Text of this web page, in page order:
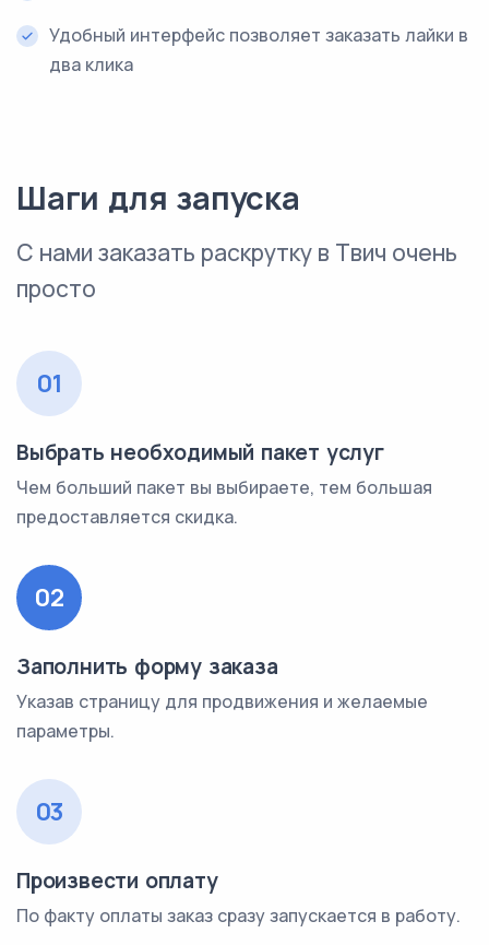
Удобный интерфейс позволяет заказать лайки в
два клика
Шаги для запуска
С нами заказать раскрутку в Твич очень
просто
01
Выбрать необходимый пакет услуг
Чем больший пакет вы выбираете, тем большая
предоставляется скидка.
02
Заполнить форму заказа
Указав страницу для продвижения и желаемые
параметры.
03
Произвести оплату
По факту оплаты заказ сразу запускается в работу.